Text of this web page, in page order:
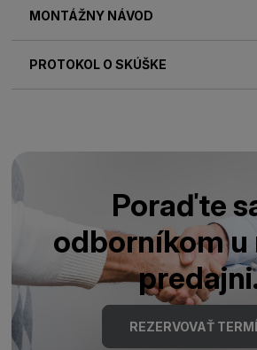
MONTÁŽNY NÁVOD
PROTOKOL O SKÚŠKE
Poraďte
odborníkom u
REZERVOVAŤ